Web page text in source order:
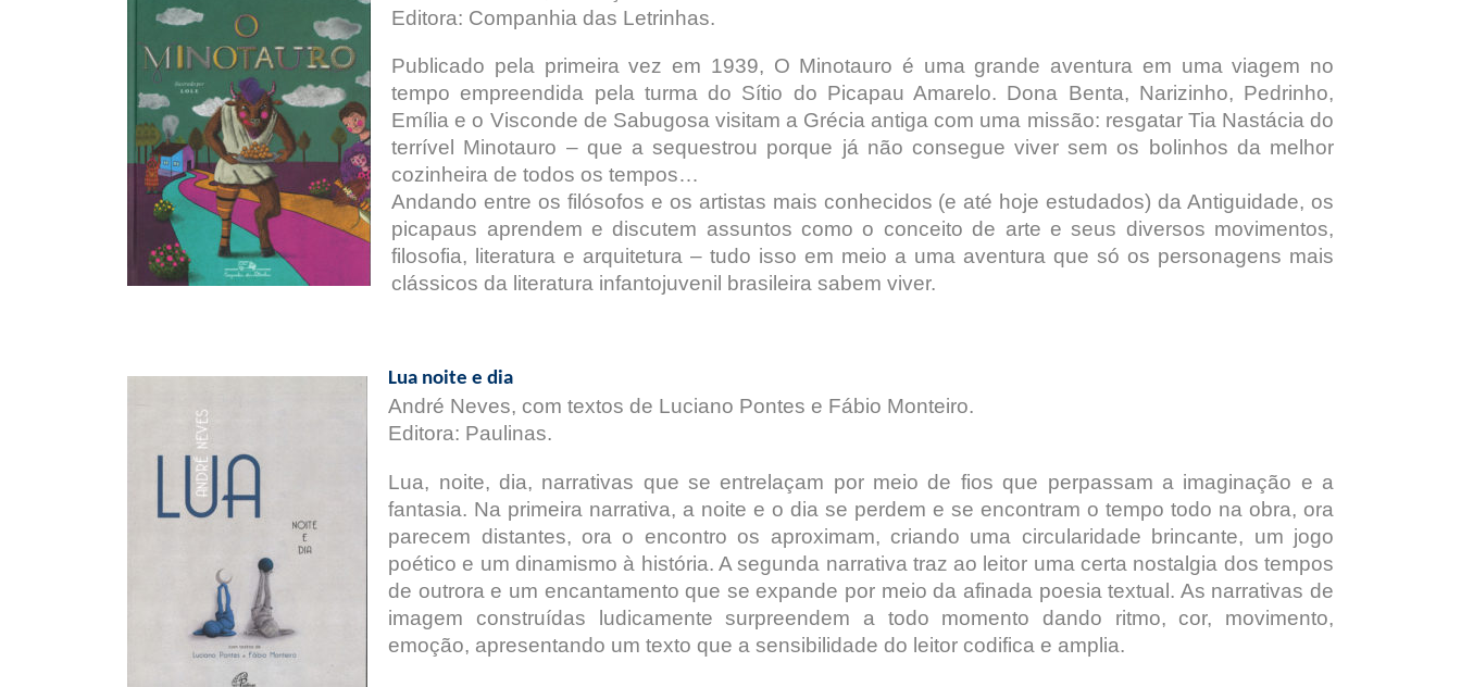
Editora: Companhia das Letrinhas.
Publicado pela primeira vez em 1939, O Minotauro é uma grande aventura em uma viagem no
tempo empreendida pela turma do Sítio do Picapau Amarelo. Dona Benta, Narizinho, Pedrinho,
Emília e o Visconde de Sabugosa visitam a Grécia antiga com uma missão: resgatar Tia Nastácia do
terrível Minotauro – que a sequestrou porque já não consegue viver sem os bolinhos da melhor
cozinheira de todos os tempos…
Andando entre os filósofos e os artistas mais conhecidos (e até hoje estudados) da Antiguidade, os
picapaus aprendem e discutem assuntos como o conceito de arte e seus diversos movimentos,
filosofia, literatura e arquitetura – tudo isso em meio a uma aventura que só os personagens mais
clássicos da literatura infantojuvenil brasileira sabem viver.
Lua noite e dia
André Neves, com textos de Luciano Pontes e Fábio Monteiro.
Editora: Paulinas.
Lua, noite, dia, narrativas que se entrelaçam por meio de fios que perpassam a imaginação e a
fantasia. Na primeira narrativa, a noite e o dia se perdem e se encontram o tempo todo na obra, ora
parecem distantes, ora o encontro os aproximam, criando uma circularidade brincante, um jogo
poético e um dinamismo à história. A segunda narrativa traz ao leitor uma certa nostalgia dos tempos
de outrora e um encantamento que se expande por meio da afinada poesia textual. As narrativas de
imagem construídas ludicamente surpreendem a todo momento dando ritmo, cor, movimento,
emoção, apresentando um texto que a sensibilidade do leitor codifica e amplia.